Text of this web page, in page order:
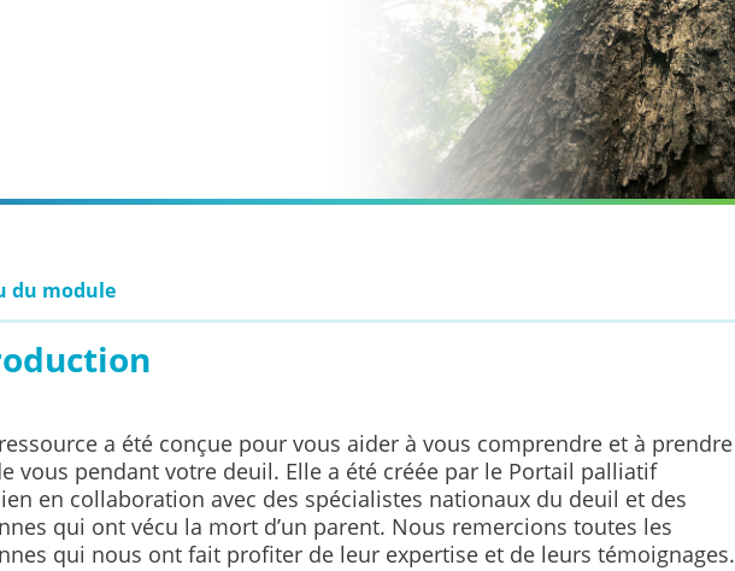
du module
a été conçue pour vous aider à vous comprendre et à prendre
vous pendant votre deuil. Elle a été créée par le Portail palliatif
en collaboration avec des spécialistes nationaux du deuil et des
qui ont vécu la mort d’un parent. Nous remercions toutes les
qui nous ont fait profiter de leur expertise et de leurs témoignages.